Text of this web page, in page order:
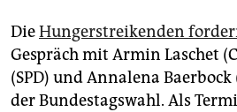
DieHungerstreikenden
Gespräch mit Armin Laschet
(SPD) und Annalena
der Bundestagswahl. Als